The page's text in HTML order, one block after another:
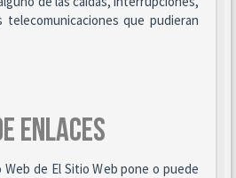
que pudieran
ENLACES
de El Sitio Web pone o puede